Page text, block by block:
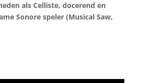
als Celliste, docerend en
Sonore speler (Musical Saw,